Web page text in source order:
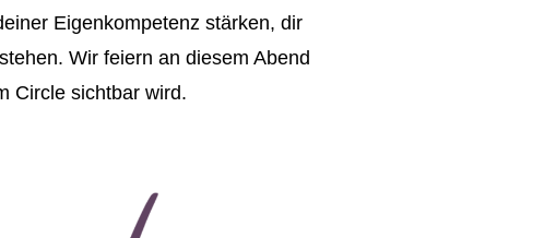
Eigenkompetenz stärken, dir
Wir feiern an diesem Abend
Circle sichtbar wird.